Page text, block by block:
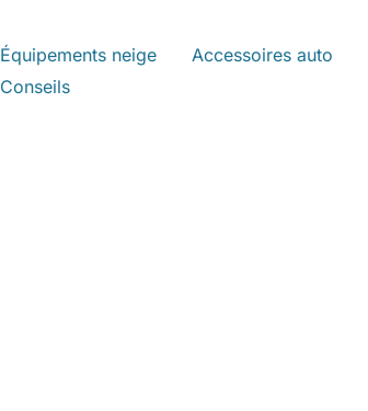
Équipements neige Accessoires auto
Conseils